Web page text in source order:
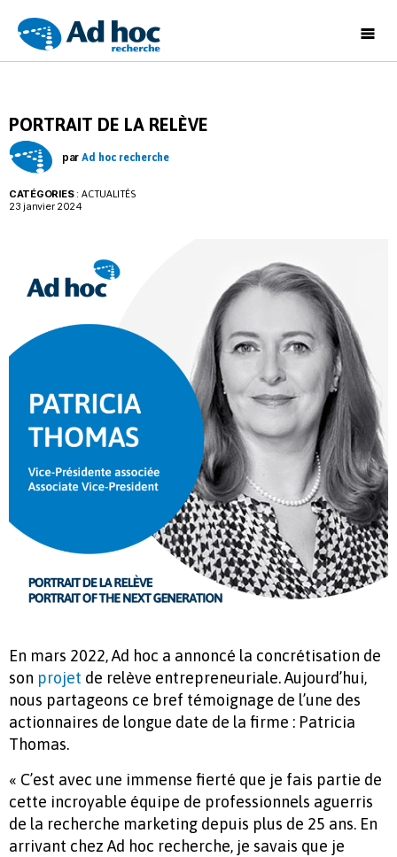
Ad
PORTRAIT DE LA RELÈVE
par Ad hoc recherche
CATÉGORIES: ACTUALITÉS
23 janvier 2024
En mars 2022, Ad hoc a annoncé la concrétisation de
son projet de relève entrepreneuriale. Aujourd’hui,
nous partageons ce bref témoignage de l’une des
actionnaires de longue date de la firme : Patricia
Thomas.
« C’est avec une immense fierté que je fais partie de
cette incroyable équipe de professionnels aguerris
de la recherche marketing depuis plus de 25 ans. En
arrivant chez Ad hoc recherche, je savais que je